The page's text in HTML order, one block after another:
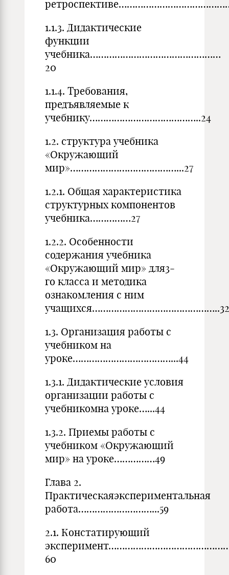
1.1.3. Дидактические
функции
учебника…………………………………………
20
1.1.4. Требования,
предъявляемые к
учебнику…………………………………..24
1.2. структура учебника
«Окружающий
мир»…………………………………...27
1.2.1. Общая характеристика
структурных компонентов
учебника……………27
1.2.2. Особенности
содержания учебника
«Окружающий мир» для3-
го класса и методика
ознакомления с ним
учащихся………………………………………..32
1.3. Организация работы с
учебником на
уроке………………………………...44
1.3.1. Дидактические условия
организации работы с
учебникомна уроке…...44
1.3.2. Приемы работы с
учебником «Окружающий
мир» на уроке……………49
Глава 2.
Практическаяэкспериментальная
работа………………………...59
2.1. Констатирующий
60